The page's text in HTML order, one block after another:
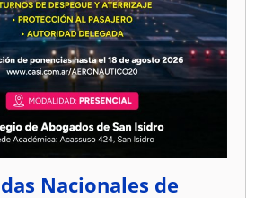
Nacionales de